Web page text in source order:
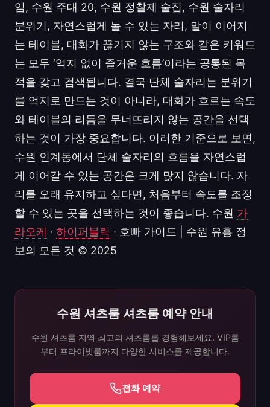
임, 수원 주대 20, 수원 정찰제 술집, 수원 술자리
분위기, 자연스럽게 놀 수 있는 자리, 말이 이어지
는 테이블, 대화가 끊기지 않는 구조와 같은 키워드
는 모두 ‘억지 없이 즐거운 흐름’이라는 공통된 목
적을 갖고 검색됩니다. 결국 단체 술자리는 분위기
를 억지로 만드는 것이 아니라, 대화가 흐르는 속도
와 테이블의 리듬을 무너뜨리지 않는 공간을 선택
하는 것이 가장 중요합니다. 이러한 기준으로 보면,
수원 인계동에서 단체 술자리의 흐름을 자연스럽
게 이어갈 수 있는 공간은 크게 많지 않습니다. 자
리를 오래 유지하고 싶다면, 처음부터 속도를 조정
할 수 있는 곳을 선택하는 것이 좋습니다. 수원 가
라오케 · 하이퍼블릭 · 호빠 가이드 | 수원 유흥 정
보의 모든 것 © 2025
수원 셔츠룸 셔츠룸 예약 안내
수원 셔츠룸 지역 최고의 셔츠룸를 경험해보세요. VIP룸
부터 프라이빗룸까지 다양한 서비스를 제공합니다.
전화 예약